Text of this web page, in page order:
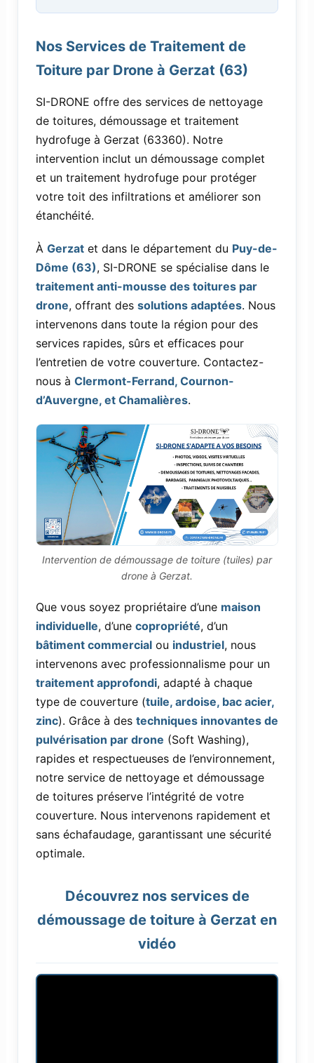
Nos Services de Traitement de
Toiture par Drone à Gerzat (63)
SI-DRONE offre des services de nettoyage
de toitures, démoussage et traitement
hydrofuge à Gerzat (63360). Notre
intervention inclut un démoussage complet
et un traitement hydrofuge pour protéger
votre toit des infiltrations et améliorer son
étanchéité.
À Gerzatet dans le département du Puy-de-
Dôme (63), SI-DRONE se spécialise dans le
traitement anti-mousse des toitures par
drone, offrant des solutions adaptées. Nous
intervenons dans toute la région pour des
services rapides, sûrs et efficaces pour
l’entretien de votre couverture. Contactez-
nous à Clermont-Ferrand, Cournon-
d’Auvergne, et Chamalières.
Intervention de démoussage de toiture (tuiles) par
drone à Gerzat.
Que vous soyez propriétaire d’une maison
individuelle, d’une copropriété, d’un
bâtiment commercialou industriel, nous
intervenons avec professionnalisme pour un
traitement approfondi, adapté à chaque
type de couverture (tuile, ardoise, bac acier,
zinc). Grâce à des techniques innovantes de
pulvérisation par drone (Soft Washing),
rapides et respectueuses de l’environnement,
notre service de nettoyage et démoussage
de toitures préserve l’intégrité de votre
couverture. Nous intervenons rapidement et
sans échafaudage, garantissant une sécurité
optimale.
Découvrez nos services de
démoussage de toiture à Gerzat en
vidéo